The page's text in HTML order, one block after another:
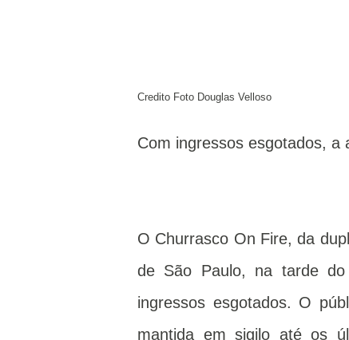
Credito Foto Douglas Velloso
Com ingressos esgotados, a
O Churrasco On Fire, da
de São Paulo, na tarde
ingressos esgotados. O
mantida em sigilo até os